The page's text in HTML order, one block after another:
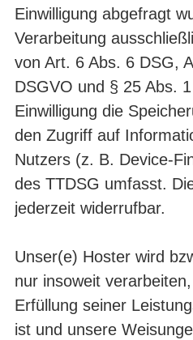
Einwilligung abgefragt
Verarbeitung
von Art. 6 Abs. 6 DSG,
DSGVO und § 25 Abs.
Einwilligung die
den Zugriff auf
Nutzers (z. B. Device-
des TTDSG umfasst.
jederzeit widerrufbar.
Unser(e) Hoster wird
nur insoweit
Erfüllung seiner
ist und unsere